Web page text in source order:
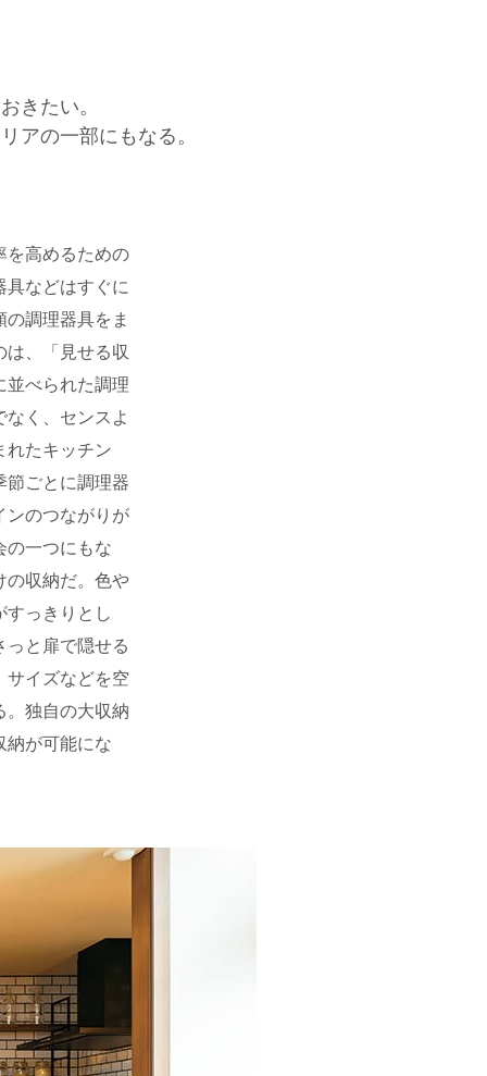
きたい。
アの一部にもなる。
を高めるための
具などはすぐに
調理器具をま
は、「見せる収
並べられた調理
く、センスよ
れたキッチン
節ごとに調理器
ンのつながりが
の一つにもな
の収納だ。色や
すっきりとし
っと扉で隠せる
サイズなどを空
。独自の大収納
納が可能にな